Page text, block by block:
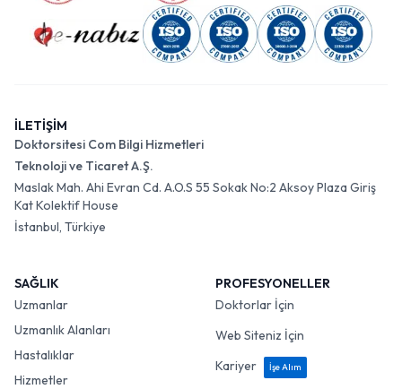
İLETİŞİM
Doktorsitesi Com Bilgi Hizmetleri
Teknoloji ve Ticaret A.Ş.
Maslak Mah. Ahi Evran Cd. A.O.S 55 Sokak No:2 Aksoy Plaza Giriş
Kat Kolektif House
İstanbul, Türkiye
SAĞLIK
Uzmanlar
Uzmanlık Alanları
Hastalıklar
Hizmetler
PROFESYONELLER
Doktorlar İçin
Web Siteniz İçin
Kariyer
İşe Alım